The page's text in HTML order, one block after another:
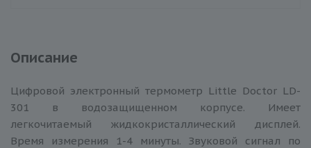
Описание
Цифровой электронный термометр Little Doctor LD-
301 в водозащищенном корпусе. Имеет
легкочитаемый жидкокристаллический дисплей.
Время измерения 1-4 минуты. Звуковой сигнал по